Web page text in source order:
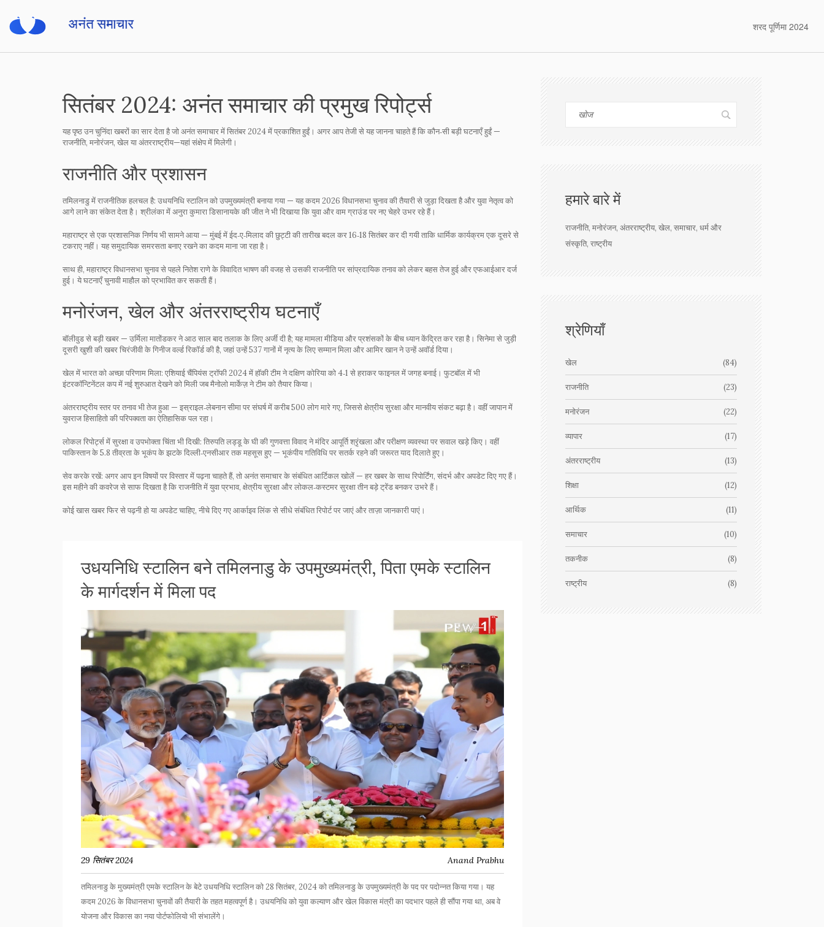
शरद पूर्णिमा 2024
सितंबर 2024: अनंत समाचार की प्रमुख रिपोर्ट्स
यह पृष्ठ उन चुनिंदा खबरों का सार देता है जो अनंत समाचार में सितंबर 2024 में प्रकाशित हुईं। अगर आप तेजी से यह जानना चाहते हैं कि कौन‑सी बड़ी घटनाएँ हुईं —
राजनीति, मनोरंजन, खेल या अंतरराष्ट्रीय—यहां संक्षेप में मिलेगी।
राजनीति और प्रशासन
तमिलनाडु में राजनीतिक हलचल है: उधयनिधि स्टालिन को उपमुख्यमंत्री बनाया गया — यह कदम 2026 विधानसभा चुनाव की तैयारी से जुड़ा दिखता है और युवा नेतृत्व को
आगे लाने का संकेत देता है। श्रीलंका में अनुरा कुमारा डिसानायके की जीत ने भी दिखाया कि युवा और वाम ग्राउंड पर नए चेहरे उभर रहे हैं।
महाराष्ट्र से एक प्रशासनिक निर्णय भी सामने आया — मुंबई में ईद‑ए‑मिलाद की छुट्टी की तारीख बदल कर 16‑18 सितंबर कर दी गयी ताकि धार्मिक कार्यक्रम एक दूसरे से
टकराए नहीं। यह समुदायिक समरसता बनाए रखने का कदम माना जा रहा है।
साथ ही, महाराष्ट्र विधानसभा चुनाव से पहले नितेश राणे के विवादित भाषण की वजह से उसकी राजनीति पर सांप्रदायिक तनाव को लेकर बहस तेज हुई और एफआईआर दर्ज
हुई। ये घटनाएँ चुनावी माहौल को प्रभावित कर सकती हैं।
मनोरंजन, खेल और अंतरराष्ट्रीय घटनाएँ
बॉलीवुड से बड़ी खबर — उर्मिला मातोंडकर ने आठ साल बाद तलाक के लिए अर्जी दी है; यह मामला मीडिया और प्रशंसकों के बीच ध्यान केंद्रित कर रहा है। सिनेमा से जुड़ी
दूसरी खुशी की खबर चिरंजीवी के गिनीज वर्ल्ड रिकॉर्ड की है, जहां उन्हें 537 गानों में नृत्य के लिए सम्मान मिला और आमिर खान ने उन्हें अवॉर्ड दिया।
खेल में भारत को अच्छा परिणाम मिला: एशियाई चैंपियंस ट्रॉफी 2024 में हॉकी टीम ने दक्षिण कोरिया को 4‑1 से हराकर फाइनल में जगह बनाई। फुटबॉल में भी
इंटरकॉन्टिनेंटल कप में नई शुरुआत देखने को मिली जब मैनोलो मार्केज़ ने टीम को तैयार किया।
अंतरराष्ट्रीय स्तर पर तनाव भी तेज हुआ — इस्राइल‑लेबनान सीमा पर संघर्ष में करीब 500 लोग मारे गए, जिससे क्षेत्रीय सुरक्षा और मानवीय संकट बढ़ा है। वहीं जापान में
युवराज हिसाहितो की परिपक्वता का ऐतिहासिक पल रहा।
लोकल रिपोर्ट्स में सुरक्षा व उपभोक्ता चिंता भी दिखी: तिरुपति लड्डू के घी की गुणवत्ता विवाद ने मंदिर आपूर्ति श्रृंखला और परीक्षण व्यवस्था पर सवाल खड़े किए। वहीं
पाकिस्तान के 5.8 तीव्रता के भूकंप के झटके दिल्ली‑एनसीआर तक महसूस हुए — भूकंपीय गतिविधि पर सतर्क रहने की जरूरत याद दिलाते हुए।
सेव करके रखें: अगर आप इन विषयों पर विस्तार में पढ़ना चाहते हैं, तो अनंत समाचार के संबंधित आर्टिकल खोलें — हर खबर के साथ रिपोर्टिंग, संदर्भ और अपडेट दिए गए हैं।
इस महीने की कवरेज से साफ दिखता है कि राजनीति में युवा प्रभाव, क्षेत्रीय सुरक्षा और लोकल‑कस्टमर सुरक्षा तीन बड़े ट्रेंड बनकर उभरे हैं।
कोई खास खबर फिर से पढ़नी हो या अपडेट चाहिए, नीचे दिए गए आर्काइव लिंक से सीधे संबंधित रिपोर्ट पर जाएं और ताज़ा जानकारी पाएं।
उधयनिधि स्टालिन बने तमिलनाडु के उपमुख्यमंत्री, पिता एमके स्टालिन
के मार्गदर्शन में मिला पद
29 सितंबर 2024 Anand Prabhu
तमिलनाडु के मुख्यमंत्री एमके स्टालिन के बेटे उधयनिधि स्टालिन को 28 सितंबर, 2024 को तमिलनाडु के उपमुख्यमंत्री के पद पर पदोन्नत किया गया। यह
कदम 2026 के विधानसभा चुनावों की तैयारी के तहत महत्वपूर्ण है। उधयनिधि को युवा कल्याण और खेल विकास मंत्री का पदभार पहले ही सौंपा गया था, अब वे
योजना और विकास का नया पोर्टफोलियो भी संभालेंगे।
हमारे बारे में
राजनीति, मनोरंजन, अंतरराष्ट्रीय, खेल, समाचार, धर्म और
संस्कृति, राष्ट्रीय
श्रेणियाँ
खेल (84)
राजनीति (23)
मनोरंजन (22)
व्यापार (17)
अंतरराष्ट्रीय (13)
शिक्षा (12)
आर्थिक (11)
समाचार (10)
तकनीक (8)
राष्ट्रीय (8)